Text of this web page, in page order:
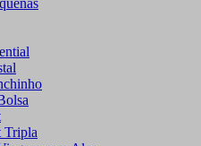
Tripla